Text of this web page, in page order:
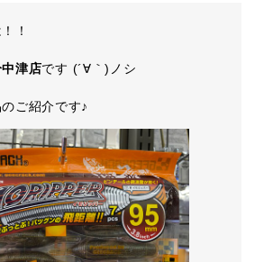
！
津店です (´∀｀)ノシ
ご紹介です♪